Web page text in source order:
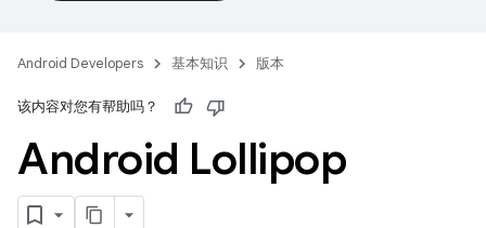
Android Developers 基本知识 版本
该内容对您有帮助吗？
Android Lollipop